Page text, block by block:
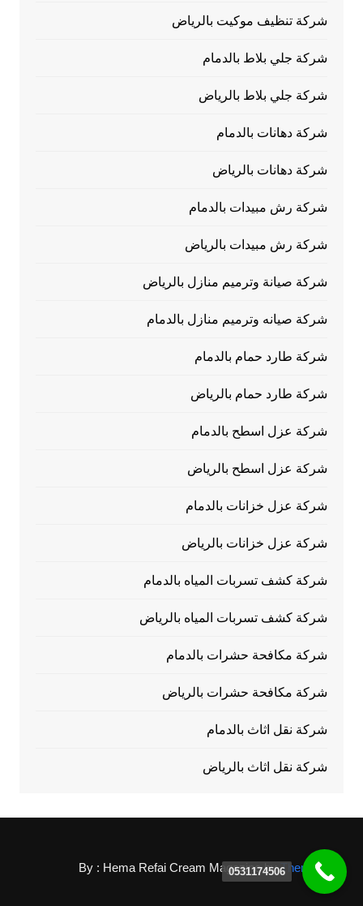
شركة تنظيف موكيت بالرياض
شركة جلي بلاط بالدمام
شركة جلي بلاط بالرياض
شركة دهانات بالدمام
شركة دهانات بالرياض
شركة رش مبيدات بالدمام
شركة رش مبيدات بالرياض
شركة صيانة وترميم منازل بالرياض
شركة صيانه وترميم منازل بالدمام
شركة طارد حمام بالدمام
شركة طارد حمام بالرياض
شركة عزل اسطح بالدمام
شركة عزل اسطح بالرياض
شركة عزل خزانات بالدمام
شركة عزل خزانات بالرياض
شركة كشف تسربات المياه بالدمام
شركة كشف تسربات المياه بالرياض
شركة مكافحة حشرات بالدمام
شركة مكافحة حشرات بالرياض
شركة نقل اثاث بالدمام
شركة نقل اثاث بالرياض
By : Hema Refai Cream Magazine byThemebeez
0531174506